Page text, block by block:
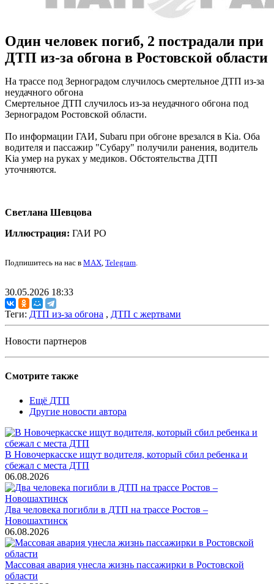
Один человек погиб, 2 пострадали при
ДТП из-за обгона в Ростовской области
На трассе под Зерноградом случилось смертельное ДТП из-за
неудачного обгона
Смертельное ДТП случилось из-за неудачного обгона под
Зерноградом Ростовской области.
По информации ГАИ, Subaru при обгоне врезался в Kia. Оба
водителя и пассажир "Субару" получили ранения, водитель
Kia умер на руках у медиков. Обстоятельства ДТП
уточняются.
Светлана Шевцова
Иллюстрация: ГАИ РО
Подпишитесь на нас в MAX, Telegram.
30.05.2026 18:33
Теги: ДТП из-за обгона , ДТП с жертвами
Новости партнеров
Смотрите также
Ещё ДТП
Другие новости автора
В Новочеркасске ищут водителя, который сбил ребенка и
сбежал с места ДТП
06.08.2026
Два человека погибли в ДТП на трассе Ростов –
Новошахтинск
06.08.2026
Массовая авария унесла жизнь пассажирки в Ростовской
области